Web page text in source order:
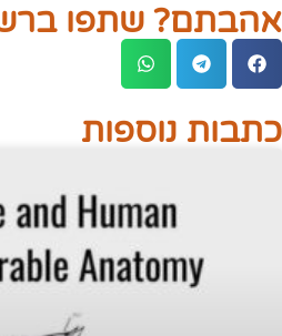
אהבתם? שתפו
כתבות נוספות